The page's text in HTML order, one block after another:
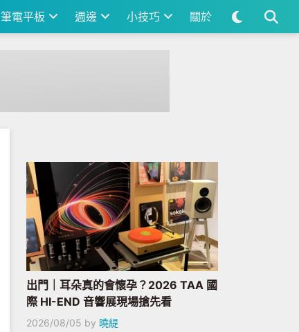
筆電平板 週邊 小技巧 關於
出門｜耳朵真的會懷孕？2026 TAA 國
際 HI-END 音響展現場搶先看
2026/08/05 by 曉緹